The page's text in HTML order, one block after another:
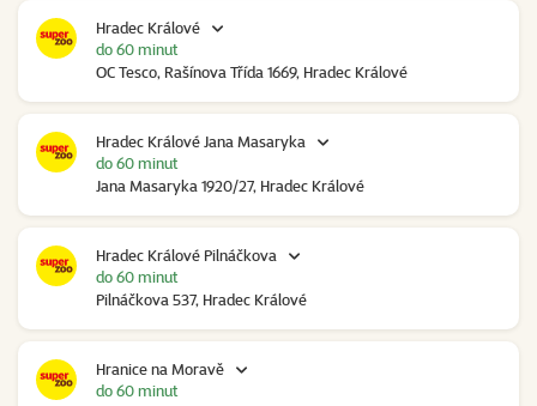
Hradec Králové
OC Tesco, Rašínova Třída 1669, Hradec Králové
do 60 minut
Hradec Králové Jana Masaryka
Jana Masaryka 1920/27, Hradec Králové
do 60 minut
Hradec Králové Pilnáčkova
Pilnáčkova 537, Hradec Králové
do 60 minut
Hranice na Moravě
do 60 minut